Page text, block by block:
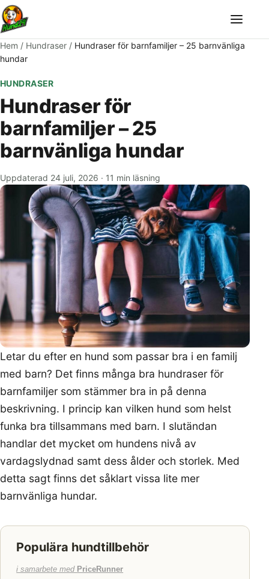
Meny
Hem / Hundraser / Hundraser för barnfamiljer – 25 barnvänliga
hundar
HUNDRASER
Hundraser för
barnfamiljer – 25
barnvänliga hundar
Uppdaterad 24 juli, 2026 · 11 min läsning
Letar du efter en hund som passar bra i en familj
med barn? Det finns många bra hundraser för
barnfamiljer som stämmer bra in på denna
beskrivning. I princip kan vilken hund som helst
funka bra tillsammans med barn. I slutändan
handlar det mycket om hundens nivå av
vardagslydnad samt dess ålder och storlek. Med
detta sagt finns det såklart vissa lite mer
barnvänliga hundar.
Populära hundtillbehör
i samarbete med PriceRunner